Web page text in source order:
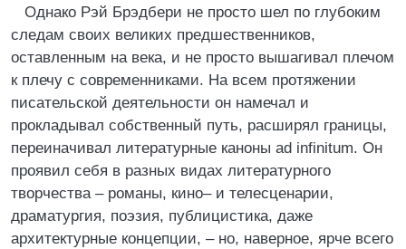
Однако Рэй Брэдбери не просто шел по глубоким
следам своих великих предшественников,
оставленным на века, и не просто вышагивал плечом
к плечу с современниками. На всем протяжении
писательской деятельности он намечал и
прокладывал собственный путь, расширял границы,
переиначивал литературные каноны ad infinitum. Он
проявил себя в разных видах литературного
творчества – романы, кино– и телесценарии,
драматургия, поэзия, публицистика, даже
архитектурные концепции, – но, наверное, ярче всего